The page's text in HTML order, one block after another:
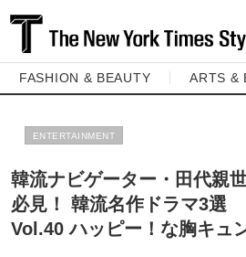
FASHION & BEAUTY ARTS &
ENTERTAINMENT
韓流ナビゲーター・田代親
必見！ 韓流名作ドラマ3選
Vol.40 ハッピー！な胸キュ